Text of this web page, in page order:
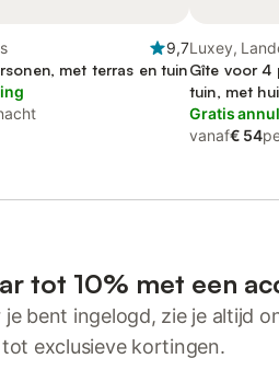
9,7
met terras en tuin
Luxey,
Gîte voor 4
tuin, met
Gratis
vanaf€ 54
tot 10% met een
je bent ingelogd, zie je altijd
exclusieve kortingen.